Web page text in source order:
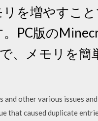
を増やすこ
PC版の
、メモリを簡
other various issues
that caused duplicate